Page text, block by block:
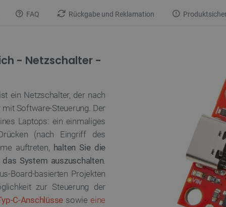
FAQ Rückgabe und Reklamation
- Netzschalter -
ist ein Netzschalter, der nach
Software-Steuerung. Der
Laptops: ein einmaliges
(nach Eingriff des
auftreten, halten Sie die
System auszuschalten.
Board-basierten Projekten
zur Steuerung der
C-Anschlüsse sowieeine